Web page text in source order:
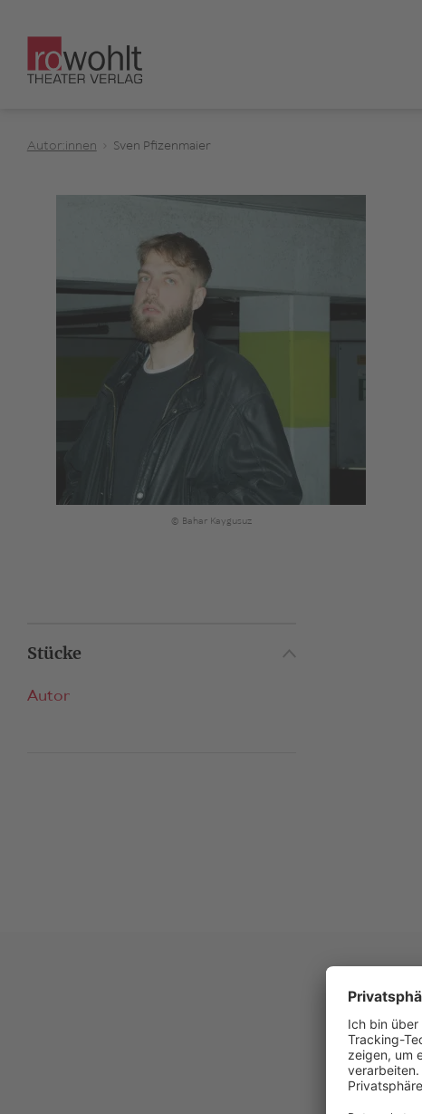
Autor:innen Sven Pfizenmaier
© Bahar Kaygusuz
Stücke
Autor